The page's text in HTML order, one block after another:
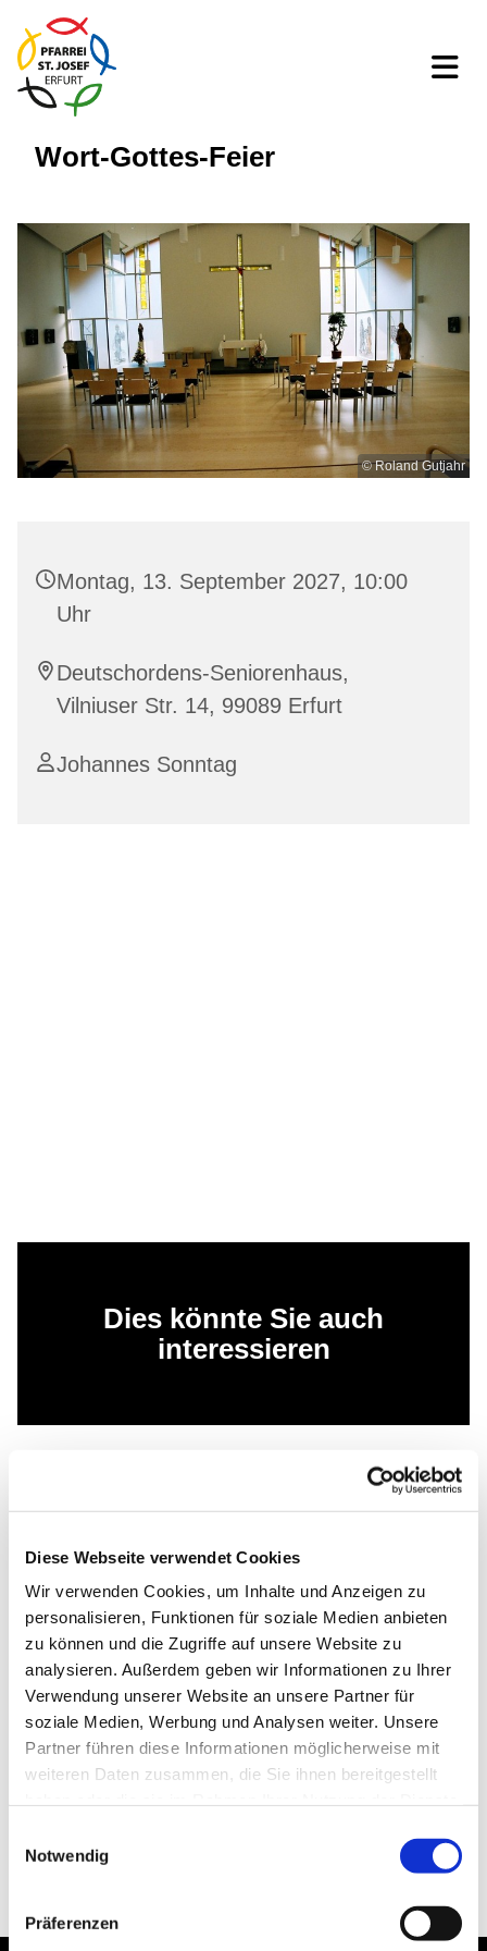
Diese Webseite verwendet Cookies
Wir verwenden Cookies, um Inhalte und Anzeigen zu
personalisieren, Funktionen für soziale Medien anbieten
zu können und die Zugriffe auf unsere Website zu
analysieren. Außerdem geben wir Informationen zu Ihrer
Verwendung unserer Website an unsere Partner für
soziale Medien, Werbung und Analysen weiter. Unsere
Partner führen diese Informationen möglicherweise mit
weiteren Daten zusammen, die Sie ihnen bereitgestellt
Notwendig
Präferenzen
Wort-Gottes-Feier
© Roland Gutjahr
Montag, 13. September 2027, 10:00
Uhr
Deutschordens-Seniorenhaus,
Vilniuser Str. 14, 99089 Erfurt
Johannes Sonntag
Dies könnte Sie auch
interessieren